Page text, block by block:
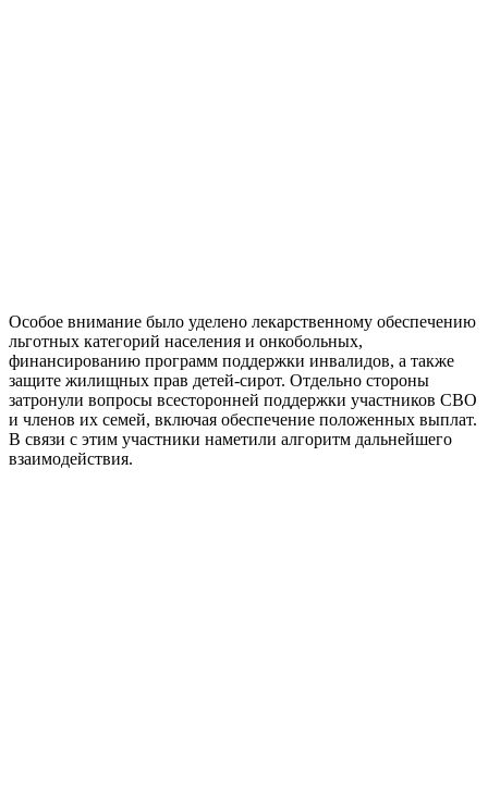
Особое внимание было уделено лекарственному обеспечению
льготных категорий населения и онкобольных,
финансированию программ поддержки инвалидов, а также
защите жилищных прав детей-сирот. Отдельно стороны
затронули вопросы всесторонней поддержки участников СВО
и членов их семей, включая обеспечение положенных выплат.
В связи с этим участники наметили алгоритм дальнейшего
взаимодействия.